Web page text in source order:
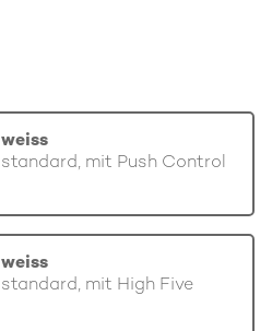
weiss
standard, mit Push Control
weiss
standard, mit High Five